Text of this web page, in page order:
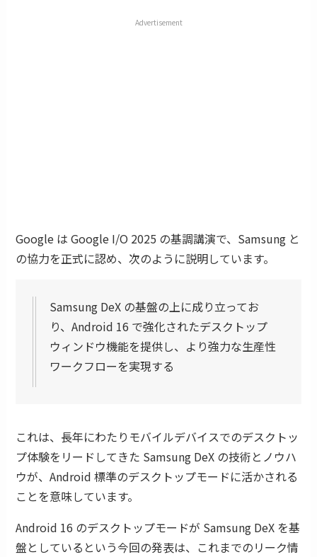
Advertisement
Google は Google I/O 2025 の基調講演で、Samsung と
の協力を正式に認め、次のように説明しています。
Samsung DeX の基盤の上に成り立ってお
り、Android 16 で強化されたデスクトップ
ウィンドウ機能を提供し、より強力な生産性
ワークフローを実現する
これは、長年にわたりモバイルデバイスでのデスクトッ
プ体験をリードしてきた Samsung DeX の技術とノウハ
ウが、Android 標準のデスクトップモードに活かされる
ことを意味しています。
Android 16 のデスクトップモードが Samsung DeX を基
盤としているという今回の発表は、これまでのリーク情